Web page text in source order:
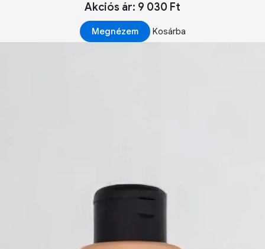
Akciós ár: 9 030 Ft
Megnézem Kosárba